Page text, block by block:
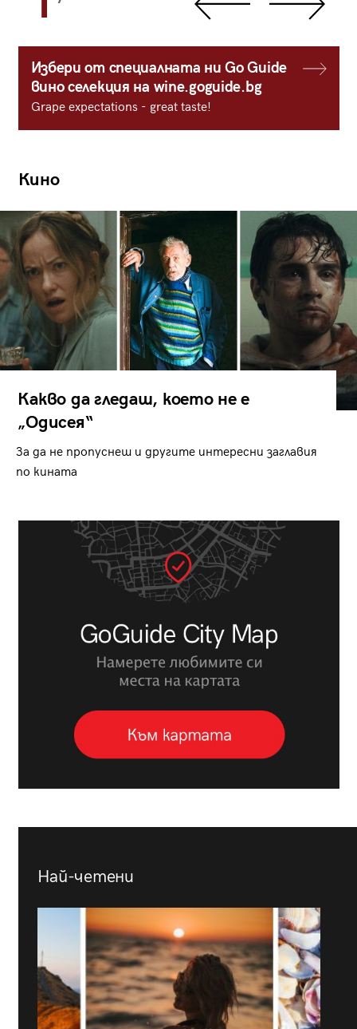
Избери от специалната ни Go Guide
вино селекция на wine.goguide.bg
Grape expectations - great taste!
Кино
Какво да гледаш, което не е
„Одисея“
За да не пропуснеш и другите интересни заглавия
по кината
Най-четени